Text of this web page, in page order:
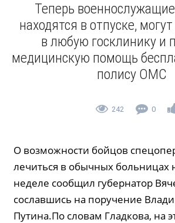
Теперь
находятся в отпуске,
в любую госклинику и
медицинскую помощь
полису ОМС
242 0
О возможности бойцов
лечиться в обычных больницах
неделе сообщил губернатор
сославшись на поручение
Путина.По словам Гладкова, на